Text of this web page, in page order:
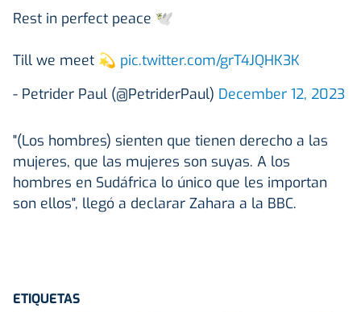
Rest in perfect peace 🕊️
Till we meet 💫 pic.twitter.com/grT4JQHK3K
- Petrider Paul (@PetriderPaul) December 12, 2023
"(Los hombres) sienten que tienen derecho a las
mujeres, que las mujeres son suyas. A los
hombres en Sudáfrica lo único que les importan
son ellos", llegó a declarar Zahara a la BBC.
ETIQUETAS